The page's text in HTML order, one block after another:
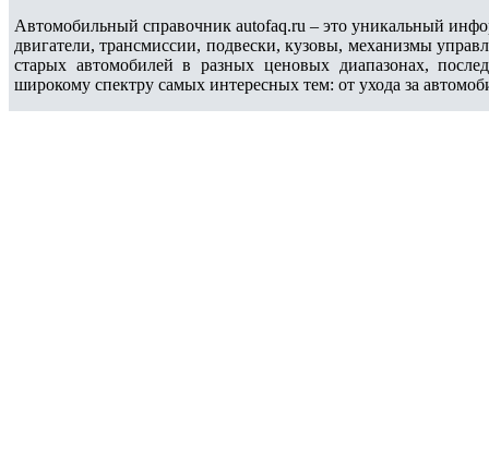
Автомобильный справочник autofaq.ru – это уникальный
двигатели, трансмиссии, подвески, кузовы, механизмы
старых автомобилей в разных ценовых диапазонах,
широкому спектру самых интересных тем: от ухода за